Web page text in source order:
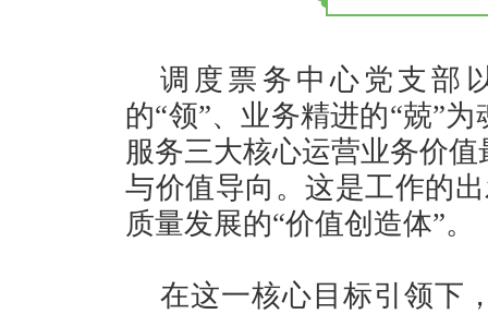
调度票务中心党支部
的“领”、业务精进的“兢”
服务三大核心运营业务价
与价值导向。这是工作的
质量发展的“价值创造体”。
在这一核心目标引领下